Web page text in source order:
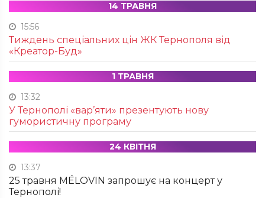
14 ТРАВНЯ
15:56
Тиждень спеціальних цін ЖК Тернополя від
«Креатор-Буд»
1 ТРАВНЯ
13:32
У Тернополі «вар’яти» презентують нову
гумористичну програму
24 КВІТНЯ
13:37
25 травня MÉLOVIN запрошує на концерт у
Тернополі!